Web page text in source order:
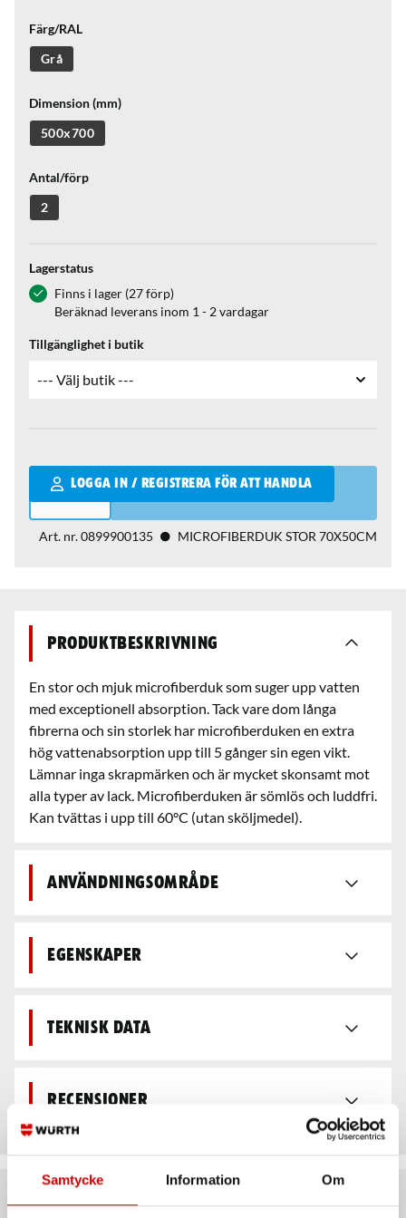
Samtycke Information Om
Färg/RAL
Grå
Dimension (mm)
500x700
Antal/förp
2
Lagerstatus
Finns i lager (27 förp)
Beräknad leverans inom 1 - 2 vardagar
Tillgänglighet i butik
LOGGA IN / REGISTRERA FÖR ATT HANDLA
Qantity
Art. nr.0899900135 MICROFIBERDUK STOR 70X50CM
Produktbeskrivning
En stor och mjuk microfiberduk som suger upp vatten
med exceptionell absorption. Tack vare dom långa
fibrerna och sin storlek har microfiberduken en extra
hög vattenabsorption upp till 5 gånger sin egen vikt.
Lämnar inga skrapmärken och är mycket skonsamt mot
alla typer av lack. Microfiberduken är sömlös och luddfri.
Kan tvättas i upp till 60°C (utan sköljmedel).
Användningsområde
Egenskaper
Teknisk data
Recensioner
Rekommenderat baserat på vald produkt